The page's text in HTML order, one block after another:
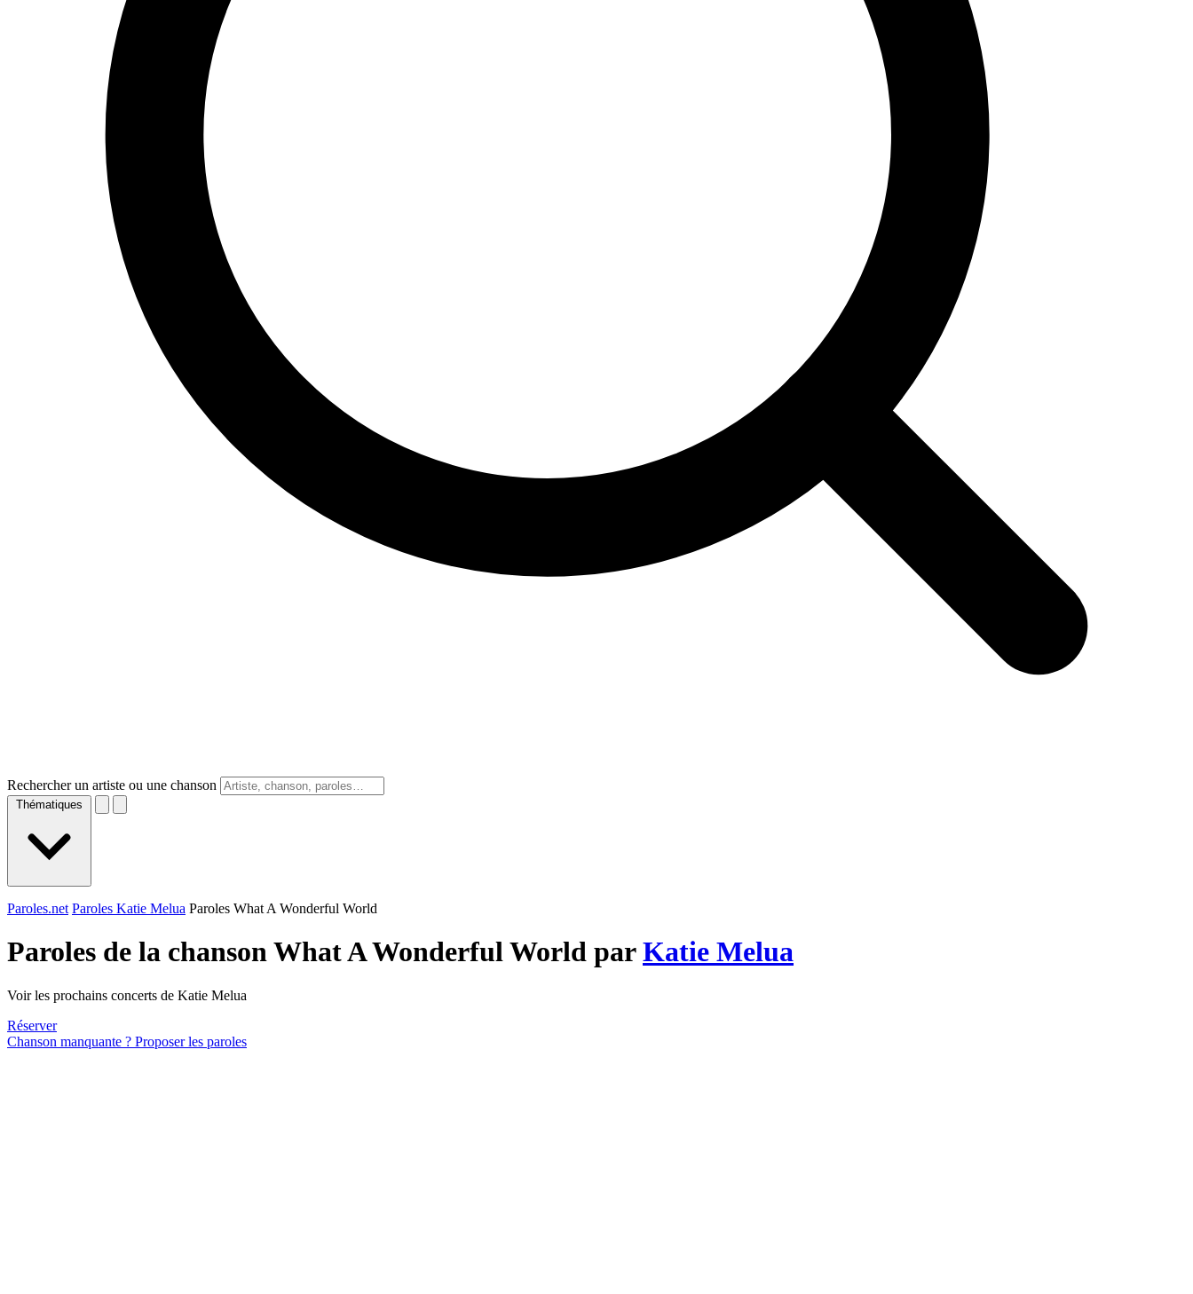
Rechercher un artiste ou une chanson
Thématiques
Paroles.net Paroles Katie Melua Paroles What A Wonderful World
Paroles de la chanson What A Wonderful World parKatie Melua
Voir les prochains concerts de Katie Melua
Réserver
Chanson manquante ? Proposer les paroles